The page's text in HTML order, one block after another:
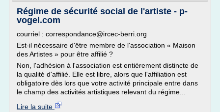
Régime de sécurité social de l'artiste - p-
vogel.com
courriel : correspondance@ircec-berri.org
Est-il nécessaire d'être membre de l'association « Maison
des Artistes » pour être affilié ?
Non, l'adhésion à l'association est entièrement distincte de
la qualité d'affilié. Elle est libre, alors que l'affiliation est
obligatoire dès lors que votre activité principale entre dans
le champ des activités artistiques relevant du régime...
Lire la suite